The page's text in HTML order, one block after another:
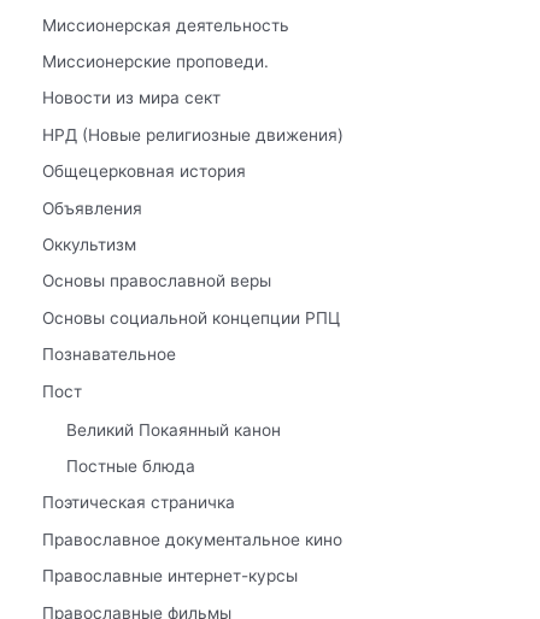
Миссионерская деятельность
Миссионерские проповеди.
Новости из мира сект
НРД (Новые религиозные движения)
Общецерковная история
Объявления
Оккультизм
Основы православной веры
Основы социальной концепции РПЦ
Познавательное
Пост
Великий Покаянный канон
Постные блюда
Поэтическая страничка
Православное документальное кино
Православные интернет-курсы
Православные фильмы